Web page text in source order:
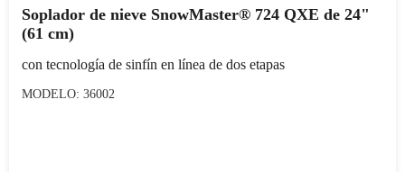
Soplador de nieve SnowMaster® 724 QXE de 24"
(61 cm)
con tecnología de sinfín en línea de dos etapas
MODELO: 36002